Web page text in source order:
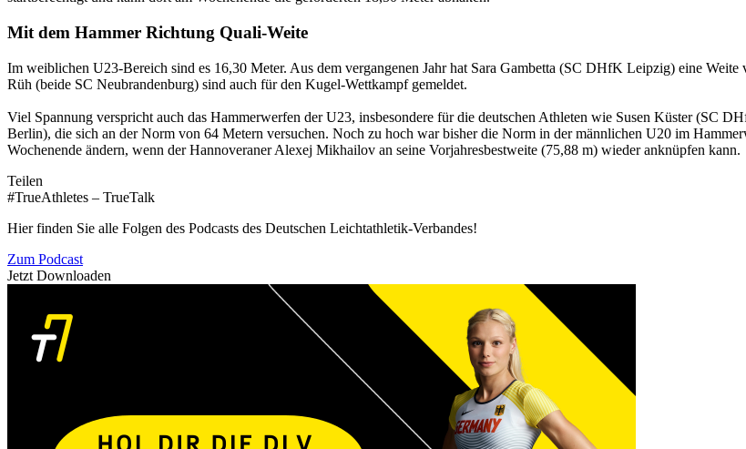
Mit dem Hammer Richtung Quali-Weite
Im weiblichen U23-Bereich sind es 16,30 Meter. Aus dem vergangenen Jahr hat Sara Gambetta (SC DHfK Leipzig) eine
Rüh (beide SC Neubrandenburg) sind auch für den Kugel-Wettkampf gemeldet.
Viel Spannung verspricht auch das Hammerwerfen der U23, insbesondere für die deutschen Athleten wie Susen Küster (SC
Berlin), die sich an der Norm von 64 Metern versuchen. Noch zu hoch war bisher die Norm in der männlichen U20 im
Wochenende ändern, wenn der Hannoveraner Alexej Mikhailov an seine Vorjahresbestweite (75,88 m) wieder anknüpfen kann.
Teilen
#TrueAthletes – TrueTalk
Hier finden Sie alle Folgen des Podcasts des Deutschen Leichtathletik-Verbandes!
Zum Podcast
Jetzt Downloaden